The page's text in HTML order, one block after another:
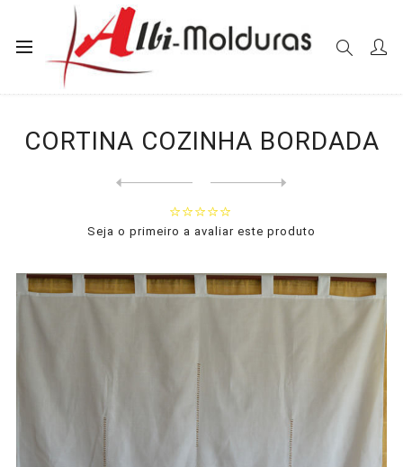
Cortinas Cozinha
CORTINA COZINHA BORDADA
Seja o primeiro a avaliar este produto